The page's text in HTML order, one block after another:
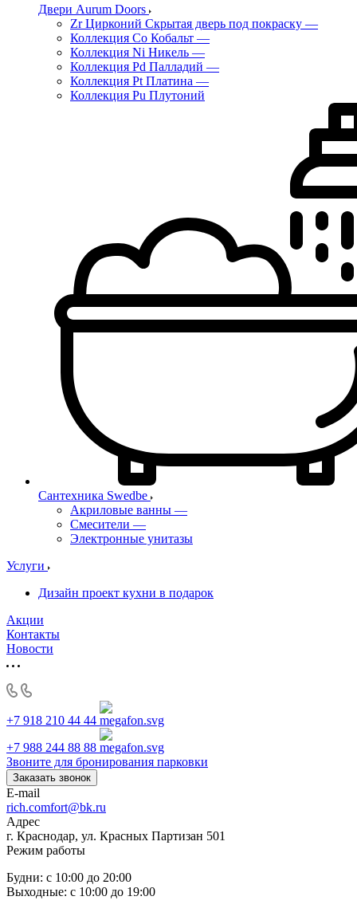
Двери Aurum Doors
Zr Цирконий Скрытая дверь под покраску —
Коллекция Co Кобальт —
Коллекция Ni Никель —
Коллекция Pd Палладий —
Коллекция Pt Платина —
Коллекция Pu Плутоний
Сантехника Swedbe
Акриловые ванны —
Смесители —
Электронные унитазы
Услуги
Дизайн проект кухни в подарок
Акции
Контакты
Новости
+7 918 210 44 44
+7 988 244 88 88
Звоните для бронирования парковки
Заказать звонок
E-mail
rich.comfort@bk.ru
Адрес
г. Краснодар, ул. Красных Партизан 501
Режим работы
Будни: с 10:00 до 20:00
Выходные: с 10:00 до 19:00